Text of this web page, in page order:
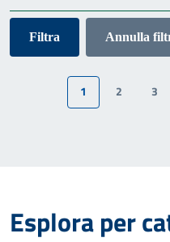
Annulla
1 2 3
Esplora per